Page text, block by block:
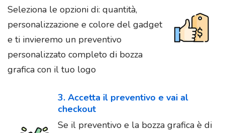
Seleziona le opzioni di: quantità,
personalizzazione e colore del gadget
e ti invieremo un preventivo
personalizzato completo di bozza
grafica con il tuo logo
3. Accetta il preventivo e vai al
checkout
Se il preventivo e la bozza grafica è di